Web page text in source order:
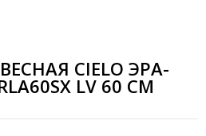
CIELO ЭРА-
LV 60 СМ